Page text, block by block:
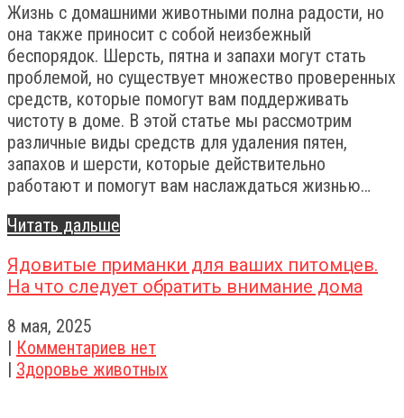
Жизнь с домашними животными полна радости, но
она также приносит с собой неизбежный
беспорядок. Шерсть, пятна и запахи могут стать
проблемой, но существует множество проверенных
средств, которые помогут вам поддерживать
чистоту в доме. В этой статье мы рассмотрим
различные виды средств для удаления пятен,
запахов и шерсти, которые действительно
работают и помогут вам наслаждаться жизнью…
Читать дальше
Ядовитые приманки для ваших питомцев.
На что следует обратить внимание дома
8 мая, 2025
| Комментариев нет
| Здоровье животных